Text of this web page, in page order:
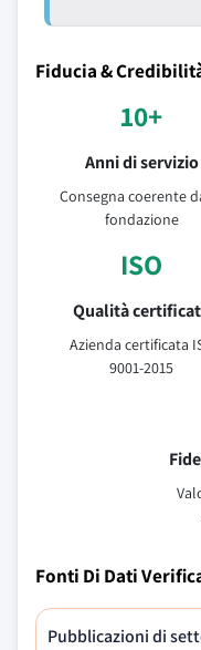
Fiducia &
10+
Anni di servizio
Consegna coerente
fondazione
ISO
Qualità
Azienda certificata
9001-2015
Fonti Di Dati
Pubblicazioni di